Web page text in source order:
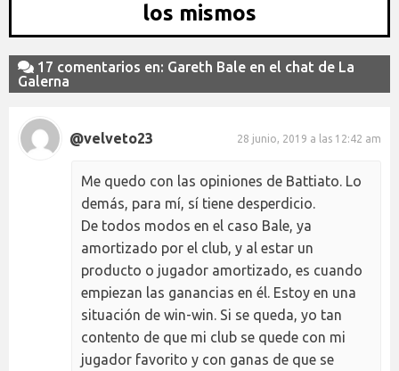
los mismos
17 comentarios en: Gareth Bale en el chat de La
Galerna
@velveto23 28 junio, 2019 a las 12:42 am
Me quedo con las opiniones de Battiato. Lo
demás, para mí, sí tiene desperdicio.
De todos modos en el caso Bale, ya
amortizado por el club, y al estar un
producto o jugador amortizado, es cuando
empiezan las ganancias en él. Estoy en una
situación de win-win. Si se queda, yo tan
contento de que mi club se quede con mi
jugador favorito y con ganas de que se